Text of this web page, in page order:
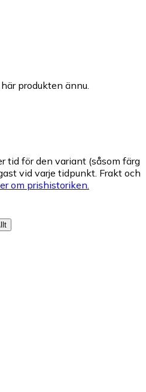
produkten ännu.
tid för den variant (såsom färg
vid varje tidpunkt. Frakt och
om prishistoriken.